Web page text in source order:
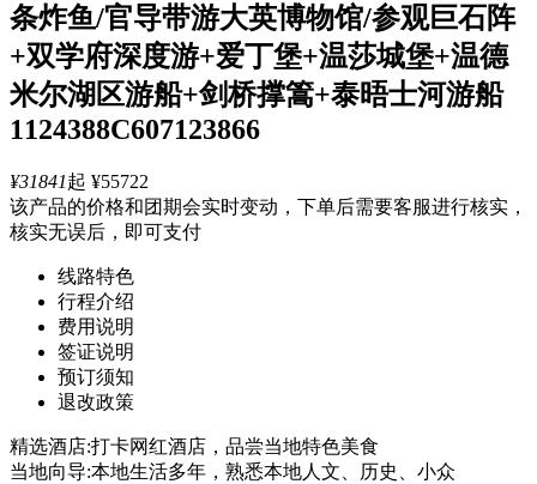
条炸鱼/官导带游大英博物馆/参观巨石阵
+双学府深度游+爱丁堡+温莎城堡+温德
米尔湖区游船+剑桥撑篙+泰晤士河游船
1124388C607123866
¥31841起 ¥55722
该产品的价格和团期会实时变动，下单后需要客服进行核实，
核实无误后，即可支付
线路特色
行程介绍
费用说明
签证说明
预订须知
退改政策
精选酒店:打卡网红酒店，品尝当地特色美食
当地向导:本地生活多年，熟悉本地人文、历史、小众